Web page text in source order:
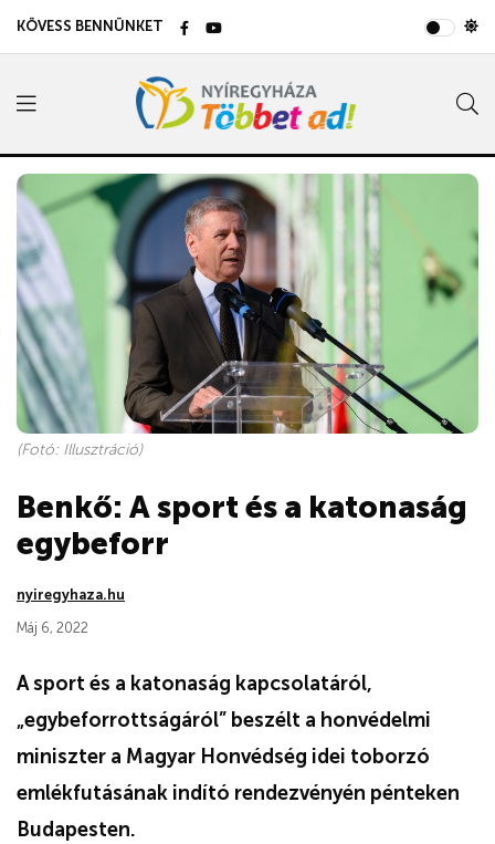
KÖVESS BENNÜNKET
(Fotó: Illusztráció)
Benkő: A sport és a katonaság
egybeforr
nyiregyhaza.hu
Máj 6, 2022
A sport és a katonaság kapcsolatáról,
„egybeforrottságáról” beszélt a honvédelmi
miniszter a Magyar Honvédség idei toborzó
emlékfutásának indító rendezvényén pénteken
Budapesten.